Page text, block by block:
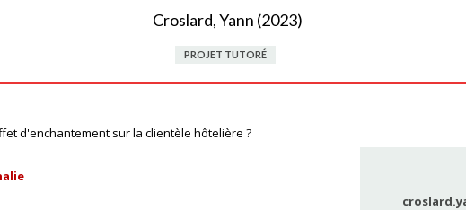
Croslard, Yann (2023)
PROJET TUTORÉ
d'enchantement sur la clientèle hôtelière ?